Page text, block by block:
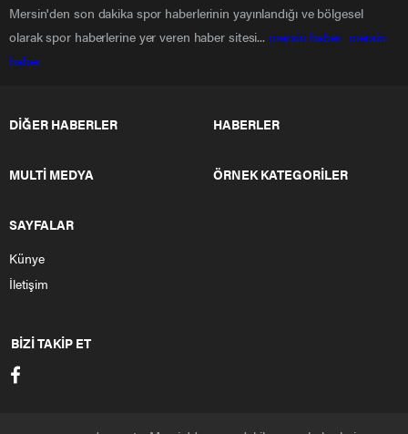
Mersin'den son dakika spor haberlerinin yayınlandığı ve bölgesel
olarak spor haberlerine yer veren haber sitesi... mersin haber mersin
haber
DİĞER HABERLER HABERLER
MULTİ MEDYA ÖRNEK KATEGORİLER
SAYFALAR
Künye
İletişim
BİZİ TAKİP ET